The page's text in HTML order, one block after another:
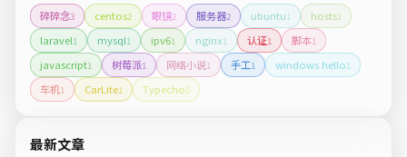
碎碎念3 centos2 眼镜2 服务器2 ubuntu1 hosts1
laravel1 mysql1 ipv61 nginx1 认证1 脚本1
javascript1 树莓派1 网络小说1 手工1 windows hello1
车机1 CarLite1 Typecho0
最新文章